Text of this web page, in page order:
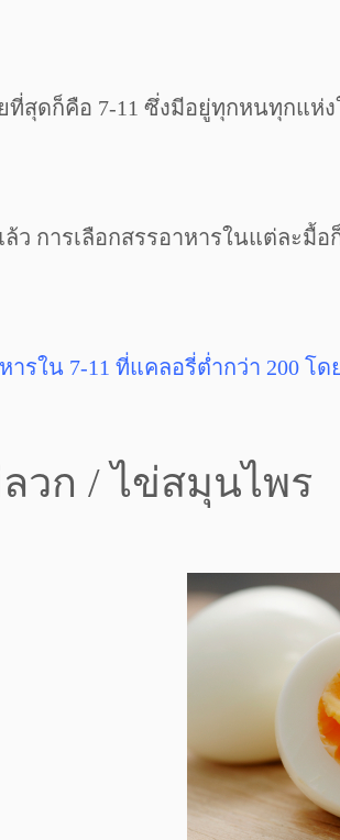
ที่สุดก็คือ 7-11 ซึ่งมีอยู่ทุกหนทุกแห่
การเลือกสรรอาหารในแต่ละมื้
ารใน 7-11 ที่แคลอรี่ต่ำกว่า 200 โ
วก / ไข่สมุนไพร